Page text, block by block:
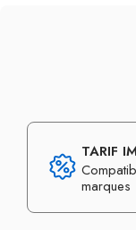
TARIF
marques